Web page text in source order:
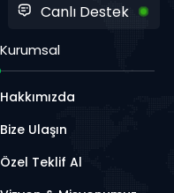
Canlı Destek
Kurumsal
Hakkımızda
Bize Ulaşın
Özel Teklif Al